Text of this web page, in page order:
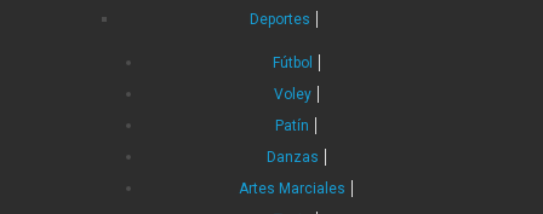
Deportes
Fútbol
Voley
Patín
Danzas
Artes Marciales